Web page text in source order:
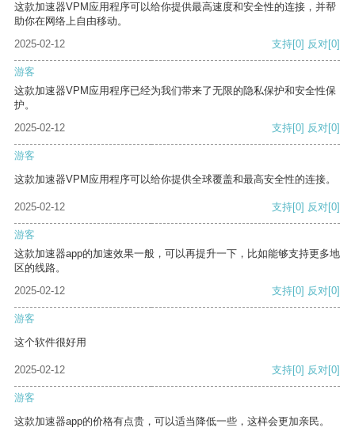
这款加速器VPM应用程序可以给你提供最高速度和安全性的连接，并帮
助你在网络上自由移动。
2025-02-12
支持[0] 反对[0]
游客
这款加速器VPM应用程序已经为我们带来了无限的隐私保护和安全性保
护。
2025-02-12
支持[0] 反对[0]
游客
这款加速器VPM应用程序可以给你提供全球覆盖和最高安全性的连接。
2025-02-12 支持[0] 反对[0]
游客
这款加速器app的加速效果一般，可以再提升一下，比如能够支持更多地
区的线路。
2025-02-12
支持[0] 反对[0]
游客
这个软件很好用
2025-02-12 支持[0] 反对[0]
游客
这款加速器app的价格有点贵，可以适当降低一些，这样会更加亲民。